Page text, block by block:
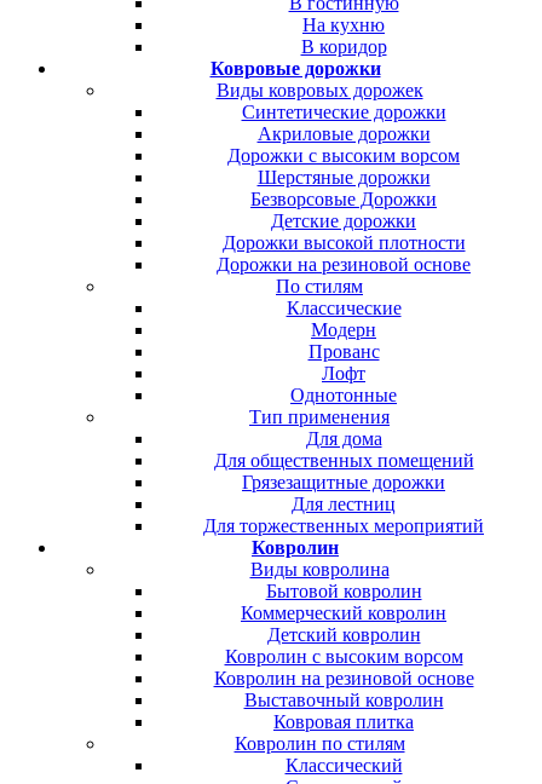
На кухню
В коридор
Ковровые дорожки
Виды ковровых дорожек
Синтетические дорожки
Акриловые дорожки
Дорожки с высоким ворсом
Шерстяные дорожки
Безворсовые Дорожки
Детские дорожки
Дорожки высокой плотности
Дорожки на резиновой основе
По стилям
Классические
Модерн
Прованс
Лофт
Однотонные
Тип применения
Для дома
Для общественных помещений
Грязезащитные дорожки
Для лестниц
Для торжественных мероприятий
Ковролин
Виды ковролина
Бытовой ковролин
Коммерческий ковролин
Детский ковролин
Ковролин с высоким ворсом
Ковролин на резиновой основе
Выставочный ковролин
Ковровая плитка
Ковролин по стилям
Классический